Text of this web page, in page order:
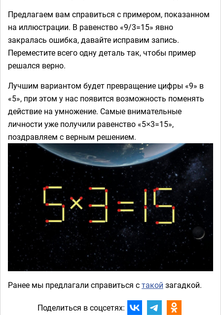
Предлагаем вам справиться с примером, показанном
на иллюстрации. В равенство «9/3=15» явно
закралась ошибка, давайте исправим запись.
Переместите всего одну деталь так, чтобы пример
решался верно.
Лучшим вариантом будет превращение цифры «9» в
«5», при этом у нас появится возможность поменять
действие на умножение. Самые внимательные
личности уже получили равенство «5×3=15»,
поздравляем с верным решением.
Ранее мы предлагали справиться стакой загадкой.
Поделиться в соцсетях: